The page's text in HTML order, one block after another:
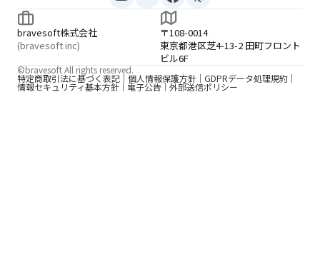
bravesoft株式会社
(bravesoft inc)
〒108-0014
東京都港区芝4-13-2 田町フロント
ビル6F
特定商取引法に基づく表記 個人情報保護方針 GDPRデータ処理規約
情報セキュリティ基本方針 電子公告 外部送信ポリシー
©bravesoft All rights reserved.